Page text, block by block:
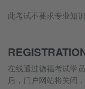
此考试不要求专业知识
在线通过德福考试学
后，门户网站将关闭